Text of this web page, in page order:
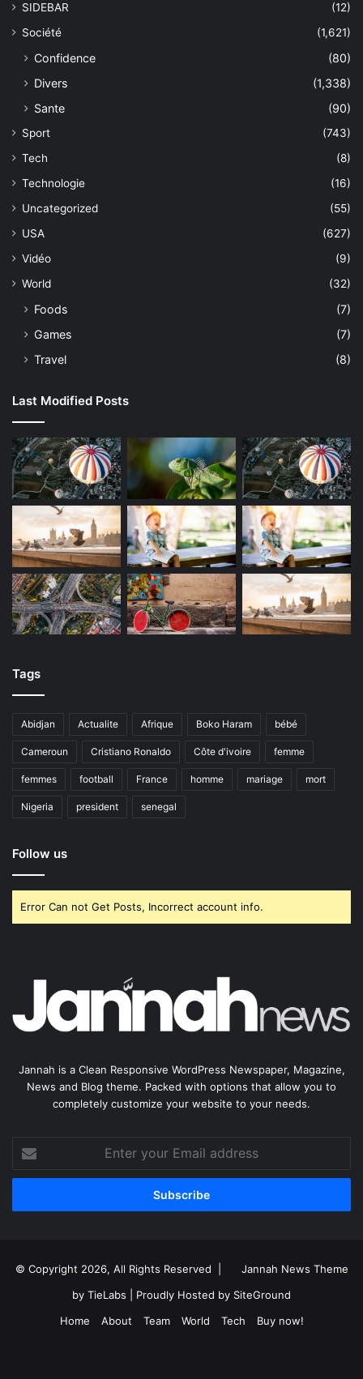
SIDEBAR
(12)
Société
(1,621)
Confidence
(80)
Divers
(1,338)
Sante
(90)
Sport
(743)
Tech
(8)
Technologie
(16)
Uncategorized
(55)
USA
(627)
Vidéo
(9)
World
(32)
Foods
(7)
Games
(7)
Travel
(8)
Last Modified Posts
Tags
Abidjan Actualite Afrique Boko Haram bébé
Cameroun Cristiano Ronaldo Côte d'ivoire femme
femmes football France homme mariage mort
Nigeria president senegal
Follow us
Error Can not Get Posts, Incorrect account info.
Jannah is a Clean Responsive WordPress Newspaper, Magazine,
News and Blog theme. Packed with options that allow you to
completely customize your website to your needs.
your
Email
© Copyright 2026, All Rights Reserved |
Jannah News Theme
by TieLabs | Proudly Hosted by SiteGround
Home
About Team World Tech Buy now!